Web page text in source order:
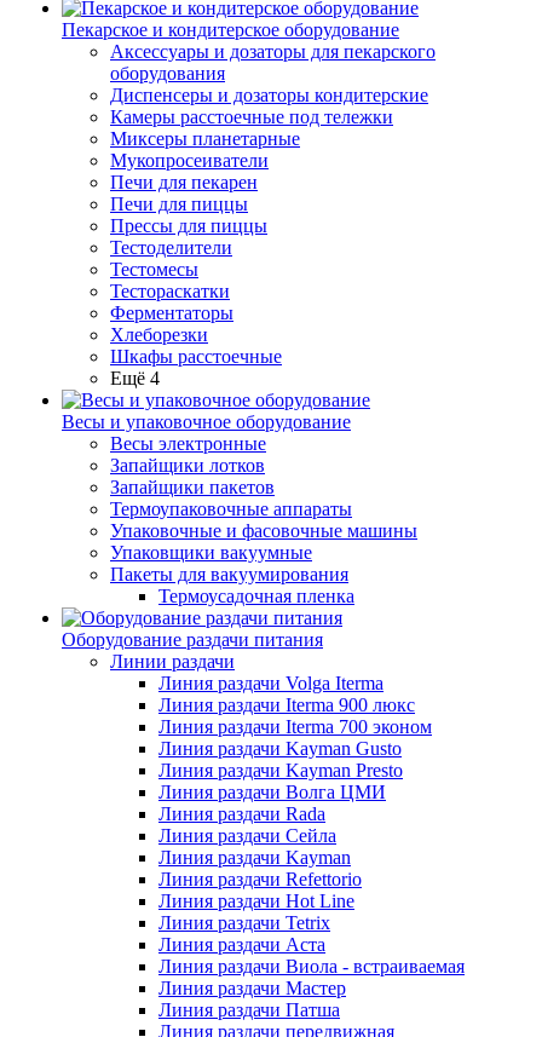
Пекарское и кондитерское оборудование
Аксессуары и дозаторы для пекарского
оборудования
Диспенсеры и дозаторы кондитерские
Камеры расстоечные под тележки
Миксеры планетарные
Мукопросеиватели
Печи для пекарен
Печи для пиццы
Прессы для пиццы
Тестоделители
Тестомесы
Тестораскатки
Ферментаторы
Хлеборезки
Шкафы расстоечные
Ещё 4
Весы и упаковочное оборудование
Весы электронные
Запайщики лотков
Запайщики пакетов
Термоупаковочные аппараты
Упаковочные и фасовочные машины
Упаковщики вакуумные
Пакеты для вакуумирования
Термоусадочная пленка
Оборудование раздачи питания
Линии раздачи
Линия раздачи Volga Iterma
Линия раздачи Iterma 900 люкс
Линия раздачи Iterma 700 эконом
Линия раздачи Kayman Gusto
Линия раздачи Kayman Presto
Линия раздачи Волга ЦМИ
Линия раздачи Rada
Линия раздачи Сейла
Линия раздачи Kayman
Линия раздачи Refettorio
Линия раздачи Hot Line
Линия раздачи Tetrix
Линия раздачи Аста
Линия раздачи Виола - встраиваемая
Линия раздачи Мастер
Линия раздачи Патша
Линия раздачи передвижная